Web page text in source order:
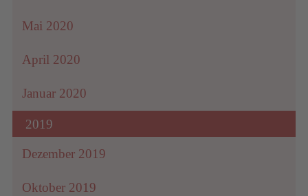
Mai 2020
April 2020
Januar 2020
2019
Dezember 2019
Oktober 2019